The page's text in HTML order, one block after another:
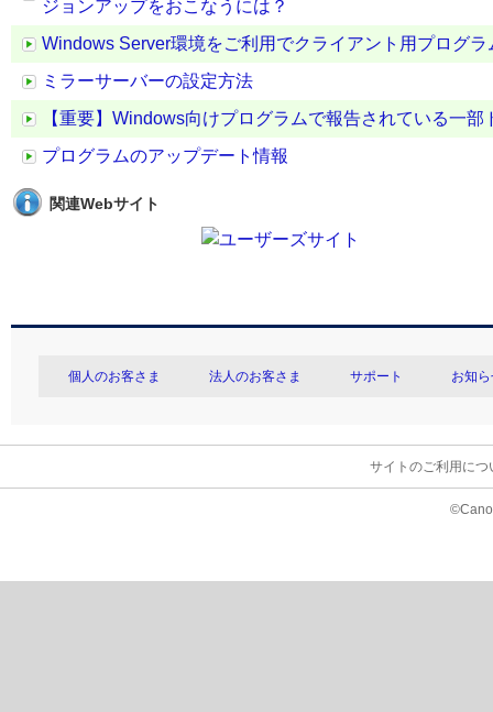
ジョンアップをおこなうには？
Windows Server環境をご利用でクライアント用プログ
ミラーサーバーの設定方法
【重要】Windows向けプログラムで報告されている一
プログラムのアップデート情報
関連Webサイト
個人のお客さま 法人のお客さま サポート お知
サイトのご利用につ